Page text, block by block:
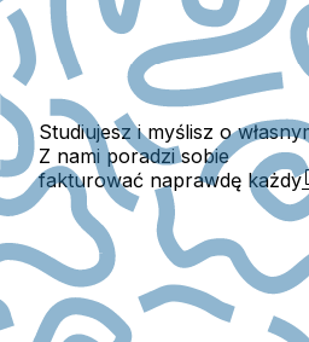
Studiujesz i myślisz o
Z nami poradzi sobie
fakturować naprawdę każdy